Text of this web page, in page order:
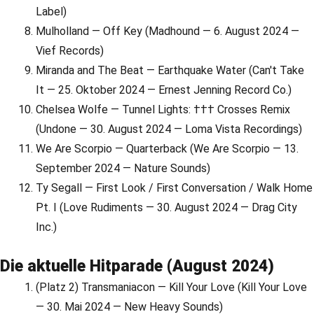
Label)
Mulholland — Off Key (Madhound — 6. August 2024 —
Vief Records)
Miranda and The Beat — Earthquake Water (Can't Take
It — 25. Oktober 2024 — Ernest Jenning Record Co.)
Chelsea Wolfe — Tunnel Lights: ††† Crosses Remix
(Undone — 30. August 2024 — Loma Vista Recordings)
We Are Scorpio — Quarterback (We Are Scorpio — 13.
September 2024 — Nature Sounds)
Ty Segall — First Look / First Conversation / Walk Home
Pt. I (Love Rudiments — 30. August 2024 — Drag City
Inc.)
Die aktuelle Hitparade (August 2024)
(Platz 2) Transmaniacon — Kill Your Love (Kill Your Love
— 30. Mai 2024 — New Heavy Sounds)